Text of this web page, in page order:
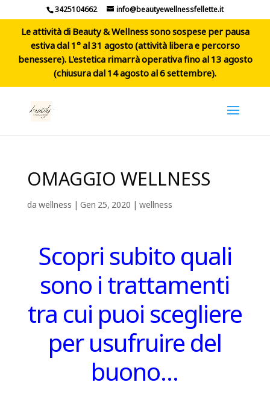
3425104662 info@beautyewellnessfellette.it
Le attività di Beauty & Wellness sono sospese per pausa
estiva dal 1° al 31 agosto (attività libera e percorso
benessere). L'estetica rimarrà operativa fino al 13 agosto
(chiusura dal 14 agosto al 6 settembre).
OMAGGIO WELLNESS
dawellness | Gen 25, 2020 | wellness
Scopri subito quali
sono i trattamenti
tra cui puoi scegliere
per usufruire del
buono…